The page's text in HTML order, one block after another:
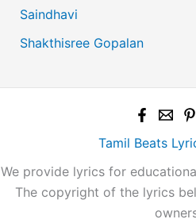
Saindhavi
Shakthisree Gopalan
Tamil Beats
We provide lyrics for
The copyright of the lyrics